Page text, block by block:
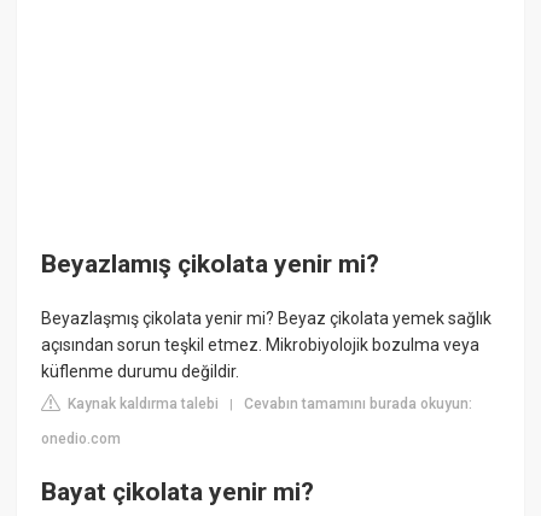
Beyazlamış çikolata yenir mi?
Beyazlaşmış çikolata yenir mi? Beyaz çikolata yemek sağlık
açısından sorun teşkil etmez. Mikrobiyolojik bozulma veya
küflenme durumu değildir.
Kaynak kaldırma talebi |Cevabın tamamını burada okuyun:
onedio.com
Bayat çikolata yenir mi?